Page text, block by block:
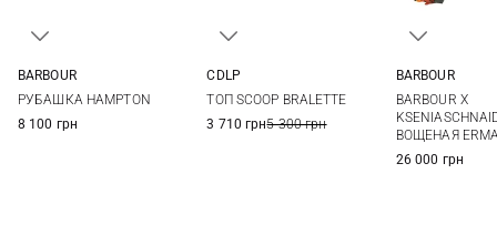
BARBOUR
РУБАШКА HAMPTON
8 100 грн
CDLP
ТОП SCOOP BRALETTE
3 710 грн5 300 грн
14
BARBOUR
BARBOUR X
ВОЩЕНАЯ
26 000 грн